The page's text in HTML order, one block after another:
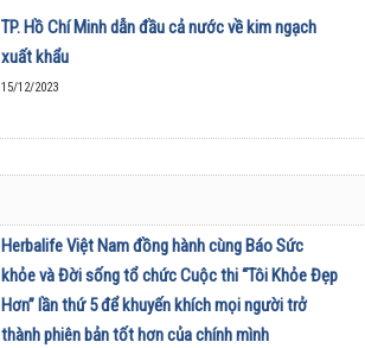
TP. Hồ Chí Minh dẫn đầu cả nước về kim ngạch
xuất khẩu
15/12/2023
Herbalife Việt Nam đồng hành cùng Báo Sức
khỏe và Đời sống tổ chức Cuộc thi “Tôi Khỏe Đẹp
Hơn” lần thứ 5 để khuyến khích mọi người trở
thành phiên bản tốt hơn của chính mình